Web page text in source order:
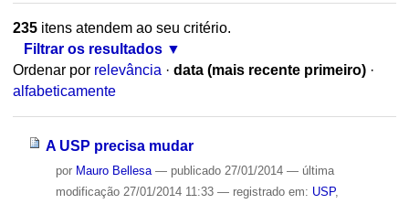
235itens atendem ao seu critério.
Filtrar os resultados
Ordenar por relevância · data (mais recente primeiro) ·
alfabeticamente
A USP precisa mudar
por Mauro Bellesa — publicado27/01/2014 — última
modificação27/01/2014 11:33 — registrado em: USP,